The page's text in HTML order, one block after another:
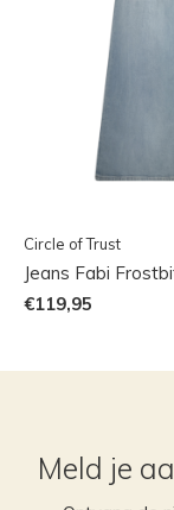
Circle of Trust
Jeans Fabi
€119,95
Meld je